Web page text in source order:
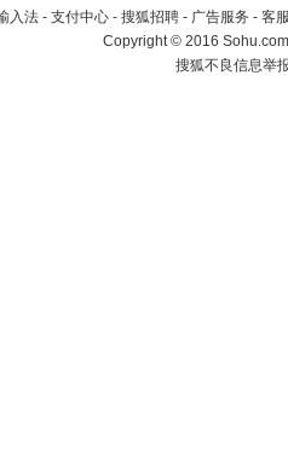
入法 - 支付中心 - 搜狐招聘 - 广告服务 - 客
Copyright©2016
搜狐不良信息举